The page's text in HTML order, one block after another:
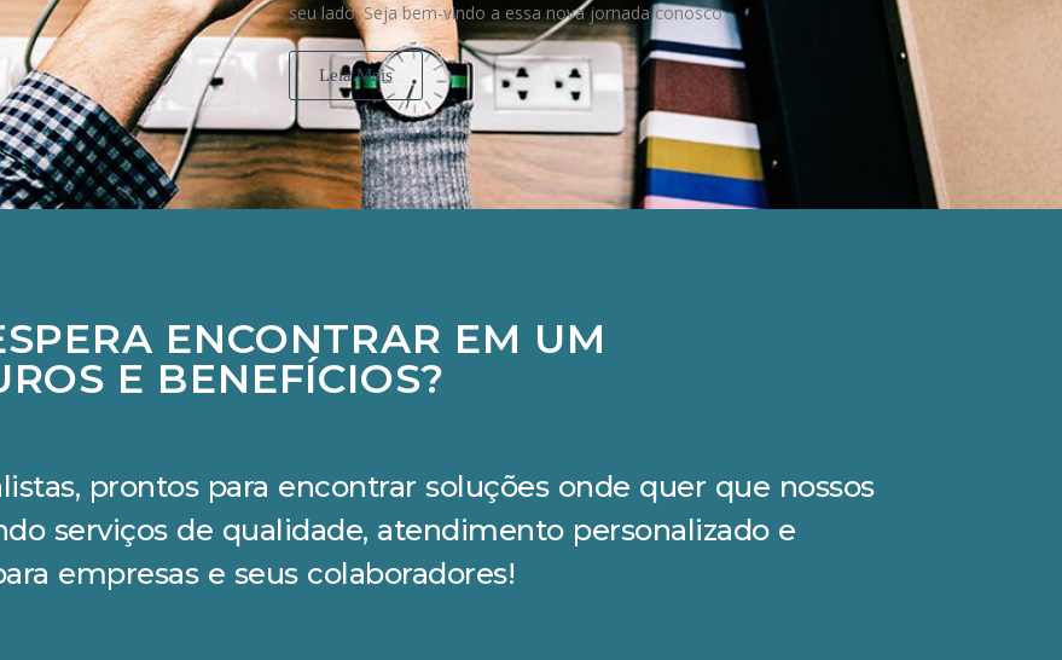
seu lado. Seja bem-vindo a essa nova jornada conosco
Leia Mais
ENCONTRAR EM UM
E BENEFÍCIOS?
prontos para encontrar soluções onde quer que nossos
serviços de qualidade, atendimento personalizado e
empresas e seus colaboradores!